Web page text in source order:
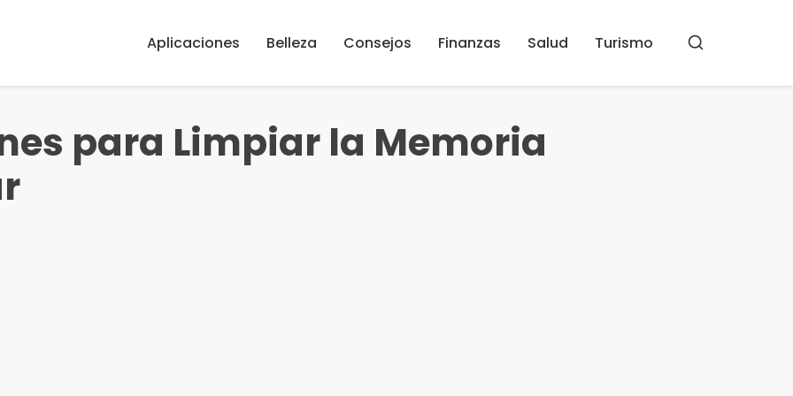
Aplicaciones Belleza Consejos Finanzas Salud Turismo Buscar
para Limpiar la Memoria